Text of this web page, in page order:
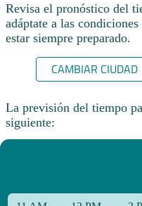
Revisa el pronóstico del
adáptate a las
estar siempre preparado.​
CAMBIAR CIUDAD
La previsión del tiempo
siguiente: